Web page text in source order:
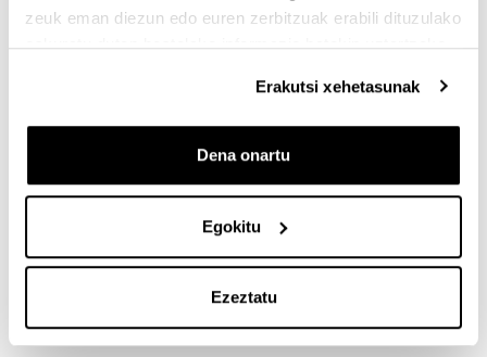
zeuk eman diezun edo euren zerbitzuak erabili dituzulako
eskuratu duten bestelako informazio batekin uztartzeko.
Erakutsi xehetasunak
Dena onartu
Egokitu
Ezeztatu
INSTALACIONES EFIMERAS EN EL ESPACIO
(TEMPORALES, PERMANENTES)